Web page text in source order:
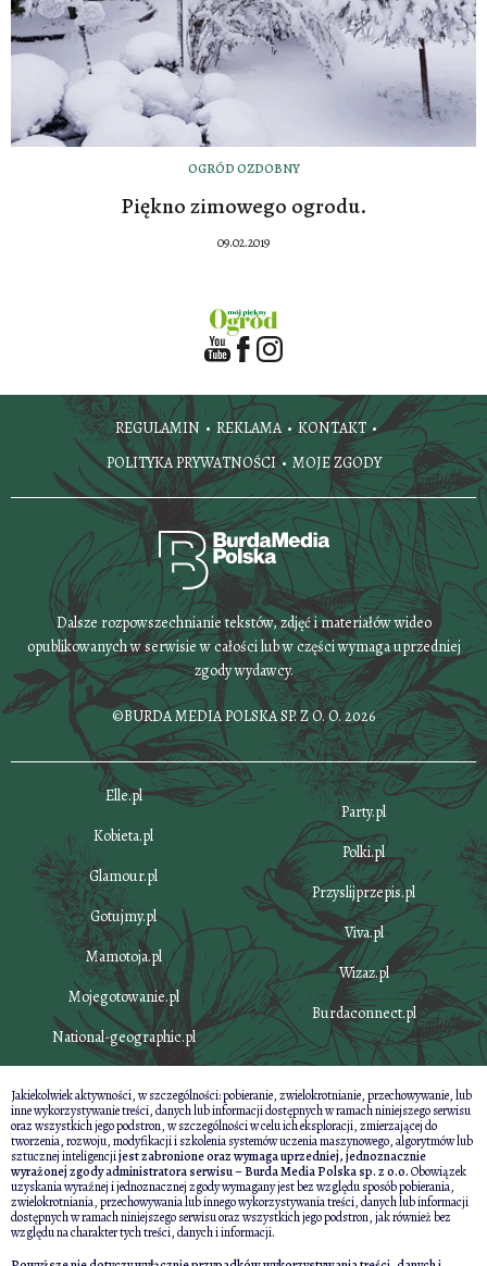
OGRÓD OZDOBNY
Piękno zimowego ogrodu.
09.02.2019
REGULAMIN REKLAMA
KONTAKT
POLITYKA PRYWATNOŚCI
MOJE ZGODY
Dalsze rozpowszechnianie tekstów, zdjęć i materiałów wideo
opublikowanych w serwisie w całości lub w części wymaga uprzedniej
zgody wydawcy.
©BURDA MEDIA POLSKA SP. Z O. O. 2026
Elle.pl
Kobieta.pl
Glamour.pl
Gotujmy.pl
Mamotoja.pl
Mojegotowanie.pl
National-geographic.pl
Party.pl
Polki.pl
Przyslijprzepis.pl
Viva.pl
Wizaz.pl
Burdaconnect.pl
Jakiekolwiek aktywności, w szczególności: pobieranie, zwielokrotnianie, przechowywanie, lub
inne wykorzystywanie treści, danych lub informacji dostępnych w ramach niniejszego serwisu
oraz wszystkich jego podstron, w szczególności w celu ich eksploracji, zmierzającej do
tworzenia, rozwoju, modyfikacji i szkolenia systemów uczenia maszynowego, algorytmów lub
sztucznej inteligencjijest zabronione oraz wymaga uprzedniej, jednoznacznie
wyrażonej zgody administratora serwisu – Burda Media Polska sp. z o.o.Obowiązek
uzyskania wyraźnej i jednoznacznej zgody wymagany jest bez względu sposób pobierania,
zwielokrotniania, przechowywania lub innego wykorzystywania treści, danych lub informacji
dostępnych w ramach niniejszego serwisu oraz wszystkich jego podstron, jak również bez
względu na charakter tych treści, danych i informacji.